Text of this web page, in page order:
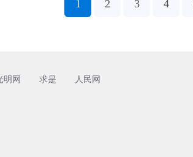
1 2 3 4
明网 求是 人民网